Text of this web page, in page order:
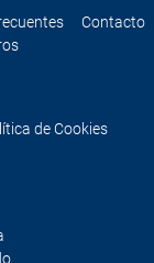
Contacto
de Cookies